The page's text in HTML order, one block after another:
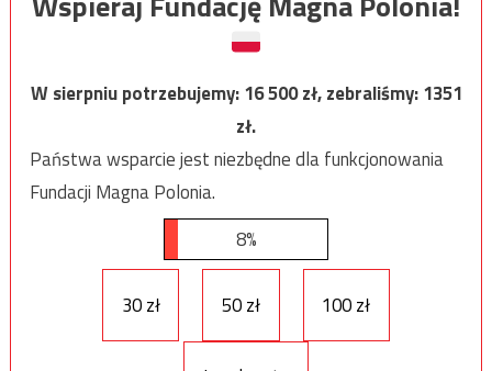
W sierpniu potrzebujemy:16 500zł, zebraliśmy:1351
zł.
Państwa wsparcie jest niezbędne dla funkcjonowania
Fundacji Magna Polonia.
8%
30 zł 50 zł 100 zł